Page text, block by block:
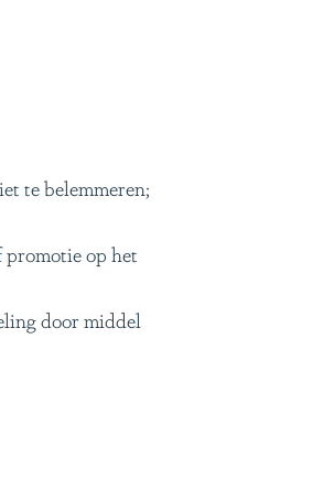
te belemmeren;
op het
door middel